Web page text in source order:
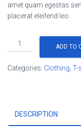
amet quam egestas
placerat eleifend leo.
Premium
Quality
ADD TO
Categories: Clothing, T-
DESCRIPTION